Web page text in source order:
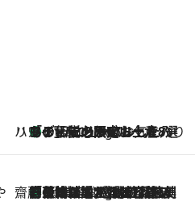
ハワイ賢者 リサのお気に入りリスト5 Hours Ago
あの伝説の限定トートも！ リニューアルした「ディーン＆デルーカ ハワイ」で必須のお土産8選
齋藤 薫 美容脳ルネサンス
5 Hours Ago
「荷物が増えるほど旅ストレスは増す」美容ジャーナリストがたどり着いた最終結論。“化粧品を劇的に減らす”感動の凝縮美容とは